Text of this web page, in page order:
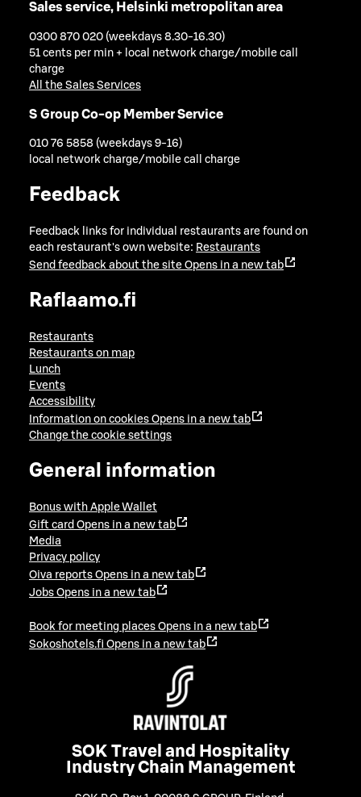
Sales service, Helsinki metropolitan area
0300 870 020 (weekdays 8.30-16.30)
51 cents per min + local network charge/mobile call
charge
All the Sales Services
S Group Co-op Member Service
010 76 5858 (weekdays 9-16)
local network charge/mobile call charge
Feedback
Feedback links for individual restaurants are found on
each restaurant's own website: Restaurants
Send feedback about the site Opens in a new tab
Raflaamo.fi
Restaurants
Restaurants on map
Lunch
Events
Accessibility
Information on cookies Opens in a new tab
Change the cookie settings
General information
Bonus with Apple Wallet
Gift card Opens in a new tab
Media
Privacy policy
Oiva reports Opens in a new tab
Jobs Opens in a new tab
Book for meeting places Opens in a new tab
Sokoshotels.fi Opens in a new tab
SOK Travel and Hospitality
Industry Chain Management